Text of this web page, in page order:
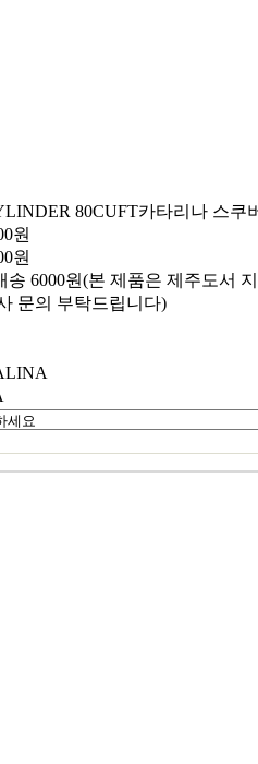
80CUFT카타리나 스쿠
원
원
송 6000원(본 제품은 제주도서
문의 부탁드립니다)